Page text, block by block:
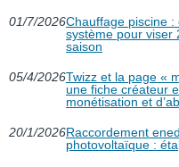
01/7/2026Chauffage piscine
système pour viser
saison
05/4/2026Twizz et la page «
une fiche créateur
monétisation et
20/1/2026Raccordement
photovoltaïque :